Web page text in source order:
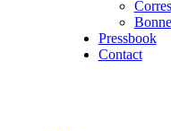
Pressbook
Contact